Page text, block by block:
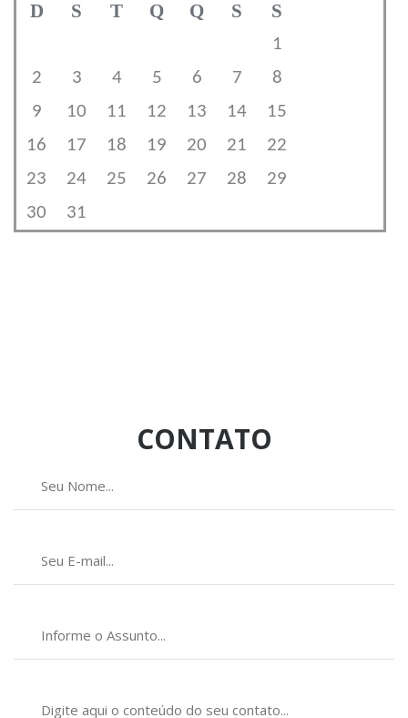
D S T Q Q S
S
1
2
3 4 5 6 7
8
9
10 11 12 13 14
15
16
17 18 19 20 21
22
23
24 25 26 27 28
29
30
31
CONTATO